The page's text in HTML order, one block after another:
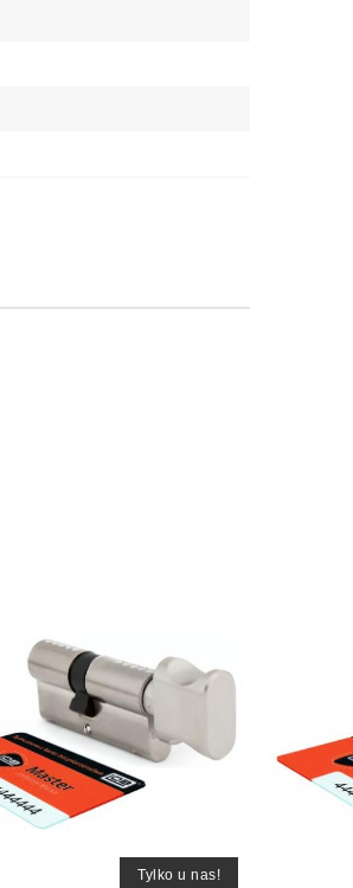
Tylko u nas!